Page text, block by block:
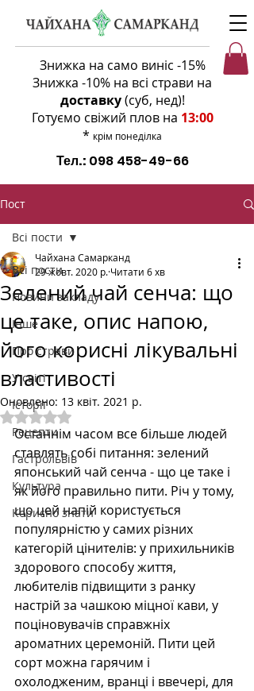
Знижка на само виніс -15%
Знижка -10% на всі страви на
доставку(суб, нед)!
Готуємо свіжий плов на 13:00
* крім понеділка
Тел.: 098 458-49-66
Пост
Всі пости
Новини закладу
Інше
Про страви
У світі
Історії
Рецепти
Гастрольвів
Культура
Корисно знати
Всі пости
Зелений чай сенча: що
це таке, опис напою,
його корисні лікувальні
властивості
Чайхана Самарканд
29 жовт. 2020 р. Читати 6 хв
Оновлено: 13 квіт. 2021 р.
Оцінка: NaN з 5 зірок.
Останнім часом все більше людей
ставлять собі питання: зелений
японський чай сенча - що це таке і
як його правильно пити. Річ у тому,
що цей напій користується
популярністю у самих різних
категорій цінителів: у прихильників
здорового способу життя,
любителів підвищити з ранку
настрій за чашкою міцної кави, у
поціновувачів справжніх
ароматних церемоній. Пити цей
сорт можна гарячим і
охолодженим, вранці і ввечері, для